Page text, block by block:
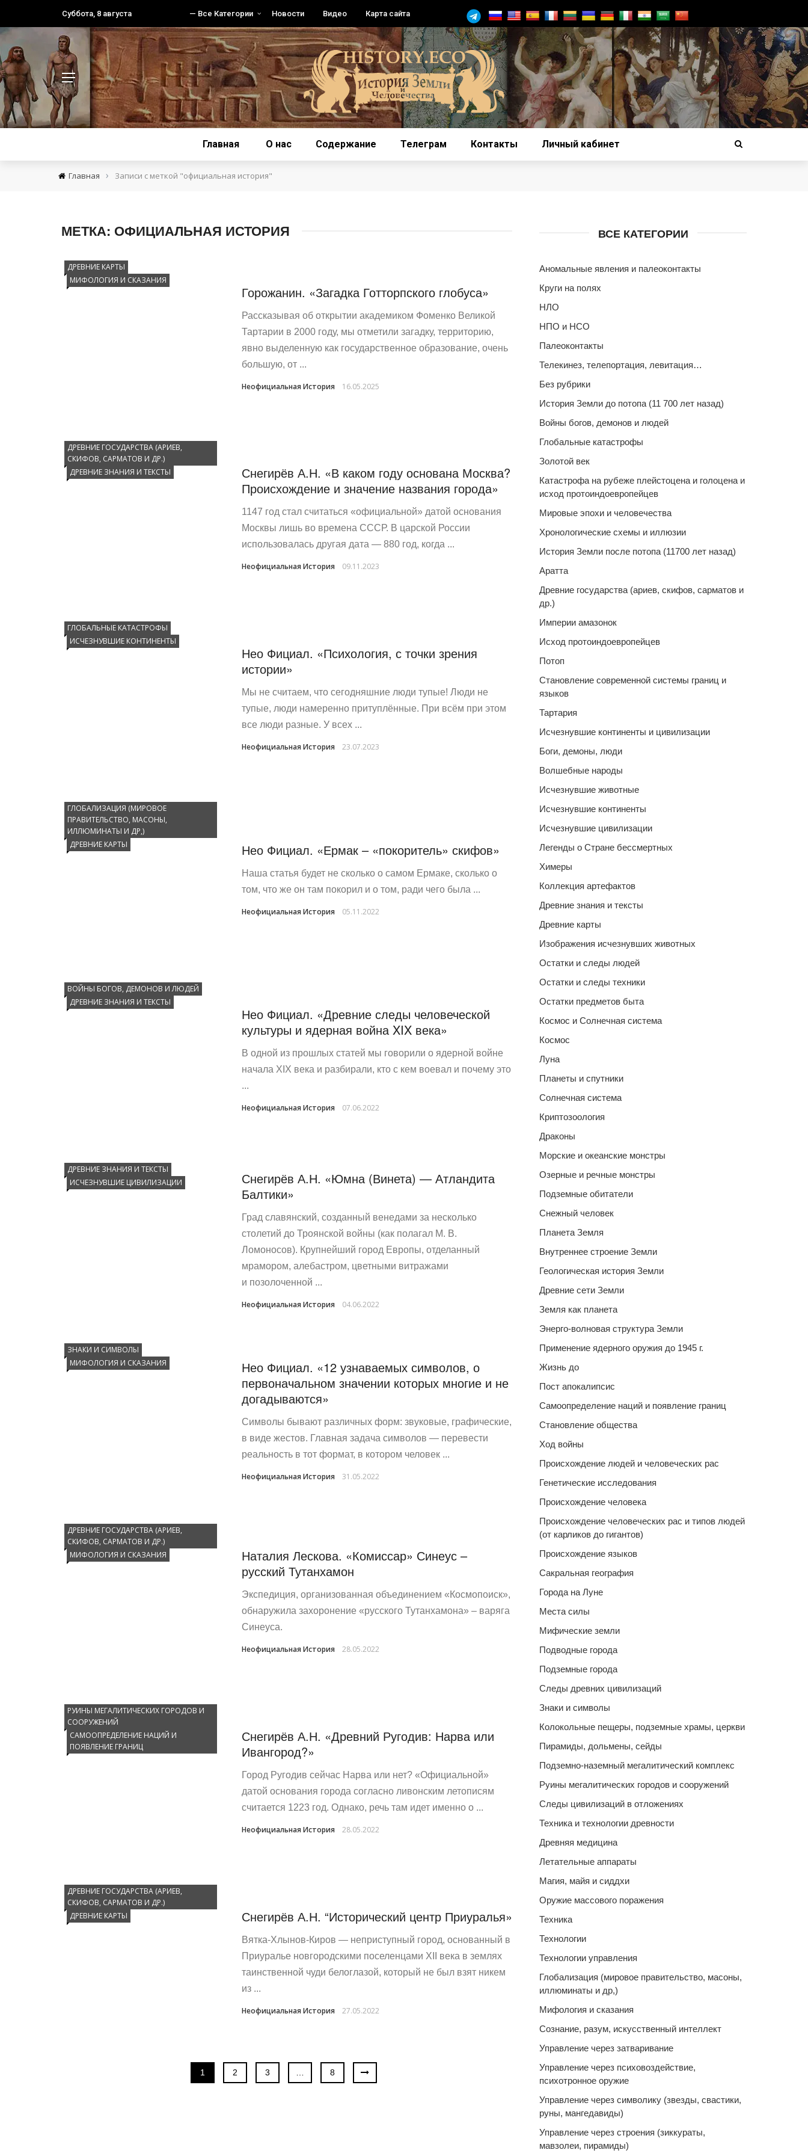
Суббота, 8 августа — Все Категории Новости Видео Карта сайта
Главная О нас Содержание Телеграм Контакты Личный кабинет
Главная › Записи с меткой "официальная история"
МЕТКА: ОФИЦИАЛЬНАЯ ИСТОРИЯ
ДРЕВНИЕ КАРТЫ
МИФОЛОГИЯ И СКАЗАНИЯ
Горожанин. «Загадка Готторпского глобуса»
Рассказывая об открытии академиком Фоменко Великой
Тартарии в 2000 году, мы отметили загадку, территорию,
явно выделенную как государственное образование, очень
большую, от ...
Неофициальная История 16.05.2025
ДРЕВНИЕ ГОСУДАРСТВА (АРИЕВ,
СКИФОВ, САРМАТОВ И ДР.)
ДРЕВНИЕ ЗНАНИЯ И ТЕКСТЫ
Снегирёв А.Н. «В каком году основана Москва?
Происхождение и значение названия города»
1147 год стал считаться «официальной» датой основания
Москвы лишь во времена СССР. В царской России
использовалась другая дата — 880 год, когда ...
Неофициальная История 09.11.2023
ГЛОБАЛЬНЫЕ КАТАСТРОФЫ
ИСЧЕЗНУВШИЕ КОНТИНЕНТЫ
Нео Фициал. «Психология, с точки зрения
истории»
Мы не считаем, что сегодняшние люди тупые! Люди не
тупые, люди намеренно притуплённые. При всём при этом
все люди разные. У всех ...
Неофициальная История 23.07.2023
ГЛОБАЛИЗАЦИЯ (МИРОВОЕ
ПРАВИТЕЛЬСТВО, МАСОНЫ,
ИЛЛЮМИНАТЫ И ДР,)
ДРЕВНИЕ КАРТЫ
Нео Фициал. «Ермак – «покоритель» скифов»
Наша статья будет не сколько о самом Ермаке, сколько о
том, что же он там покорил и о том, ради чего была ...
Неофициальная История 05.11.2022
ВОЙНЫ БОГОВ, ДЕМОНОВ И ЛЮДЕЙ
ДРЕВНИЕ ЗНАНИЯ И ТЕКСТЫ
Нео Фициал. «Древние следы человеческой
культуры и ядерная война XIX века»
В одной из прошлых статей мы говорили о ядерной войне
начала XIX века и разбирали, кто с кем воевал и почему это
...
Неофициальная История 07.06.2022
ДРЕВНИЕ ЗНАНИЯ И ТЕКСТЫ
ИСЧЕЗНУВШИЕ ЦИВИЛИЗАЦИИ
Снегирёв А.Н. «Юмна (Винета) — Атландита
Балтики»
Град славянский, созданный венедами за несколько
столетий до Троянской войны (как полагал М. В.
Ломоносов). Крупнейший город Европы, отделанный
мрамором, алебастром, цветными витражами
и позолоченной ...
Неофициальная История 04.06.2022
ЗНАКИ И СИМВОЛЫ
МИФОЛОГИЯ И СКАЗАНИЯ
Нео Фициал. «12 узнаваемых символов, о
первоначальном значении которых многие и не
догадываются»
Символы бывают различных форм: звуковые, графические,
в виде жестов. Главная задача символов — перевести
реальность в тот формат, в котором человек ...
Неофициальная История 31.05.2022
ДРЕВНИЕ ГОСУДАРСТВА (АРИЕВ,
СКИФОВ, САРМАТОВ И ДР.)
МИФОЛОГИЯ И СКАЗАНИЯ
Наталия Лескова. «Комиссар» Синеус –
русский Тутанхамон
Экспедиция, организованная объединением «Космопоиск»,
обнаружила захоронение «русского Тутанхамона» – варяга
Синеуса.
Неофициальная История 28.05.2022
РУИНЫ МЕГАЛИТИЧЕСКИХ ГОРОДОВ И
СООРУЖЕНИЙ
САМООПРЕДЕЛЕНИЕ НАЦИЙ И
ПОЯВЛЕНИЕ ГРАНИЦ
Снегирёв А.Н. «Древний Ругодив: Нарва или
Ивангород?»
Город Ругодив сейчас Нарва или нет? «Официальной»
датой основания города согласно ливонским летописям
считается 1223 год. Однако, речь там идет именно о ...
Неофициальная История 28.05.2022
ДРЕВНИЕ ГОСУДАРСТВА (АРИЕВ,
СКИФОВ, САРМАТОВ И ДР.)
ДРЕВНИЕ КАРТЫ
Снегирёв А.Н. “Исторический центр Приуралья»
Вятка-Хлынов-Киров — неприступный город, основанный в
Приуралье новгородскими поселенцами XII века в землях
таинственной чуди белоглазой, который не был взят никем
из ...
Неофициальная История 27.05.2022
1 2 3 8
ВСЕ КАТЕГОРИИ
Аномальные явления и палеоконтакты
Круги на полях
НЛО
НПО и НСО
Палеоконтакты
Телекинез, телепортация, левитация…
Без рубрики
История Земли до потопа (11 700 лет назад)
Войны богов, демонов и людей
Глобальные катастрофы
Золотой век
Катастрофа на рубеже плейстоцена и голоцена и
исход протоиндоевропейцев
Мировые эпохи и человечества
Хронологические схемы и иллюзии
История Земли после потопа (11700 лет назад)
Аратта
Древние государства (ариев, скифов, сарматов и
др.)
Империи амазонок
Исход протоиндоевропейцев
Потоп
Становление современной системы границ и
языков
Тартария
Исчезнувшие континенты и цивилизации
Боги, демоны, люди
Волшебные народы
Исчезнувшие животные
Исчезнувшие континенты
Исчезнувшие цивилизации
Легенды о Стране бессмертных
Химеры
Коллекция артефактов
Древние знания и тексты
Древние карты
Изображения исчезнувших животных
Остатки и следы людей
Остатки и следы техники
Остатки предметов быта
Космос и Солнечная система
Космос
Луна
Планеты и спутники
Солнечная система
Криптозоология
Драконы
Морские и океанские монстры
Озерные и речные монстры
Подземные обитатели
Снежный человек
Планета Земля
Внутреннее строение Земли
Геологическая история Земли
Древние сети Земли
Земля как планета
Энерго-волновая структура Земли
Применение ядерного оружия до 1945 г.
Жизнь до
Пост апокалипсис
Самоопределение наций и появление границ
Становление общества
Ход войны
Происхождение людей и человеческих рас
Генетические исследования
Происхождение человека
Происхождение человеческих рас и типов людей
(от карликов до гигантов)
Происхождение языков
Сакральная география
Города на Луне
Места силы
Мифические земли
Подводные города
Подземные города
Следы древних цивилизаций
Знаки и символы
Колокольные пещеры, подземные храмы, церкви
Пирамиды, дольмены, сейды
Подземно-наземный мегалитический комплекс
Руины мегалитических городов и сооружений
Следы цивилизаций в отложениях
Техника и технологии древности
Древняя медицина
Летательные аппараты
Магия, майя и сиддхи
Оружие массового поражения
Техника
Технологии
Технологии управления
Глобализация (мировое правительство, масоны,
иллюминаты и др,)
Мифология и сказания
Сознание, разум, искусственный интеллект
Управление через затваривание
Управление через психовоздействие,
психотронное оружие
Управление через символику (звезды, свастики,
руны, мангедавиды)
Управление через строения (зиккураты,
мавзолеи, пирамиды)